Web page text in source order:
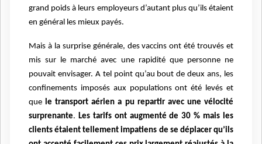
grand poids à leurs employeurs d’autant plus qu’ils étaient
en général les mieux payés.
Mais à la surprise générale, des vaccins ont été trouvés et
mis sur le marché avec une rapidité que personne ne
pouvait envisager. A tel point qu’au bout de deux ans, les
confinements imposés aux populations ont été levés et
que le transport aérien a pu repartir avec une vélocité
surprenante. Les tarifs ont augmenté de 30 % mais les
clients étaient tellement impatiens de se déplacer qu’ils